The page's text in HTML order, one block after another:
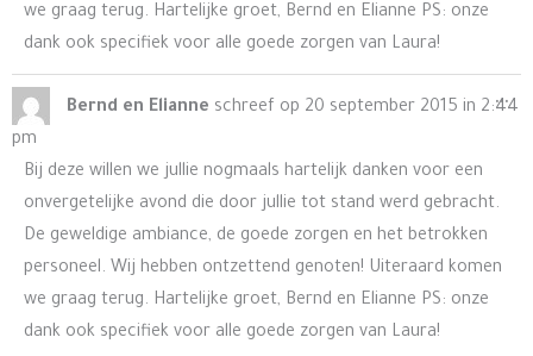
we graag terug. Hartelijke groet, Bernd en Elianne PS: onze
dank ook specifiek voor alle goede zorgen van Laura!
Bernd en Elianne schreef op 20 september 2015 in 2:44
pm
Bij deze willen we jullie nogmaals hartelijk danken voor een
onvergetelijke avond die door jullie tot stand werd gebracht.
De geweldige ambiance, de goede zorgen en het betrokken
personeel. Wij hebben ontzettend genoten! Uiteraard komen
we graag terug. Hartelijke groet, Bernd en Elianne PS: onze
dank ook specifiek voor alle goede zorgen van Laura!
...